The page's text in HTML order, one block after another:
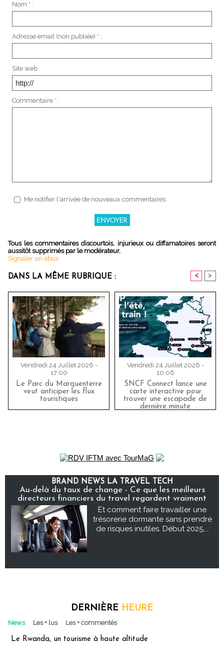
Nom * :
Adresse email (non publiée) * :
Site web :
Commentaire * :
Me notifier l'arrivée de nouveaux commentaires
Tous les commentaires discourtois, injurieux ou diffamatoires seront
aussitôt supprimés par le modérateur.
Signaler un abus
DANS LA MÊME RUBRIQUE : < >
Vendredi 24 Juillet 2026 -
17:00
Le Parc du Marquenterre
veut anticiper les flux
touristiques
Vendredi 24 Juillet 2026 -
10:06
SNCF Connect lance une
carte interactive pour
trouver une escapade de
dernière minute
BRAND NEWS LA TRAVEL TECH
Au-delà du taux de change - Ce que les meilleurs
directeurs financiers du travel regardent vraiment
Et comment faire travailler une
trésorerie dormante sans prendre
de risques inutiles. Début 2025,...
DERNIÈRE HEURE
News Les + lus Les + commentés
Le Rwanda, un tourisme à haute altitude